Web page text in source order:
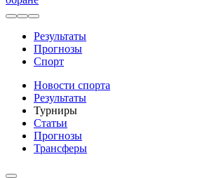
Результаты
Прогнозы
Спорт
Новости спорта
Результаты
Турниры
Статьи
Прогнозы
Трансферы